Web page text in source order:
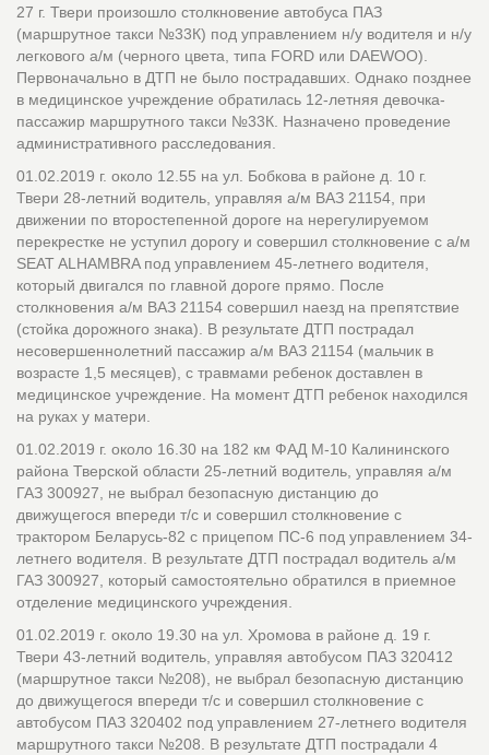
27 г. Твери произошло столкновение автобуса ПАЗ
(маршрутное такси №33К) под управлением н/у водителя и н/у
легкового а/м (черного цвета, типа FORD или DAEWOO).
Первоначально в ДТП не было пострадавших. Однако позднее
в медицинское учреждение обратилась 12-летняя девочка-
пассажир маршрутного такси №33К. Назначено проведение
административного расследования.
01.02.2019 г. около 12.55 на ул. Бобкова в районе д. 10 г.
Твери 28-летний водитель, управляя а/м ВАЗ 21154, при
движении по второстепенной дороге на нерегулируемом
перекрестке не уступил дорогу и совершил столкновение с а/м
SEAT ALHAMBRA под управлением 45-летнего водителя,
который двигался по главной дороге прямо. После
столкновения а/м ВАЗ 21154 совершил наезд на препятствие
(стойка дорожного знака). В результате ДТП пострадал
несовершеннолетний пассажир а/м ВАЗ 21154 (мальчик в
возрасте 1,5 месяцев), с травмами ребенок доставлен в
медицинское учреждение. На момент ДТП ребенок находился
на руках у матери.
01.02.2019 г. около 16.30 на 182 км ФАД М-10 Калининского
района Тверской области 25-летний водитель, управляя а/м
ГАЗ 300927, не выбрал безопасную дистанцию до
движущегося впереди т/с и совершил столкновение с
трактором Беларусь-82 с прицепом ПС-6 под управлением 34-
летнего водителя. В результате ДТП пострадал водитель а/м
ГАЗ 300927, который самостоятельно обратился в приемное
отделение медицинского учреждения.
01.02.2019 г. около 19.30 на ул. Хромова в районе д. 19 г.
Твери 43-летний водитель, управляя автобусом ПАЗ 320412
(маршрутное такси №208), не выбрал безопасную дистанцию
до движущегося впереди т/с и совершил столкновение с
автобусом ПАЗ 320402 под управлением 27-летнего водителя
маршрутного такси №208. В результате ДТП пострадали 4